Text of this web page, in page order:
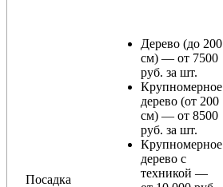
Посадка
Дерево (до 200
см) — от 7500
руб. за шт.
Крупномерное
дерево (от 200
см) — от 8500
руб. за шт.
Крупномерное
дерево с
техникой —